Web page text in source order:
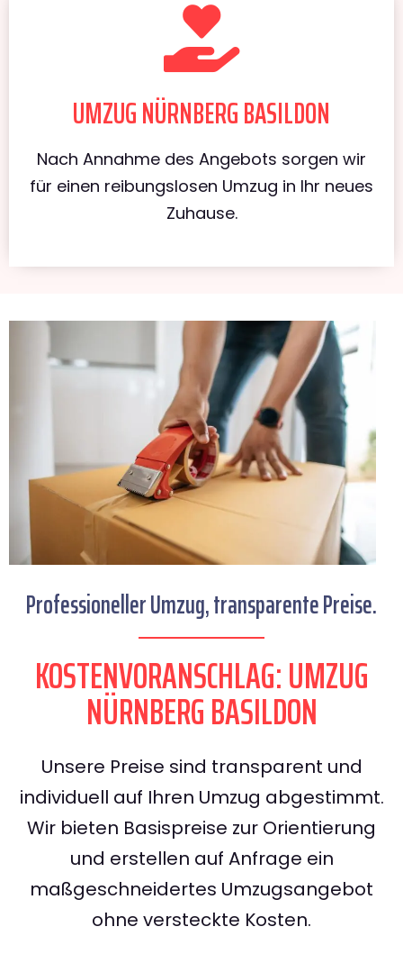
UMZUG NÜRNBERG BASILDON
Nach Annahme des Angebots sorgen wir
für einen reibungslosen Umzug in Ihr neues
Zuhause.
Professioneller Umzug, transparente Preise.
KOSTENVORANSCHLAG: UMZUG
NÜRNBERG BASILDON
Unsere Preise sind transparent und
individuell auf Ihren Umzug abgestimmt.
Wir bieten Basispreise zur Orientierung
und erstellen auf Anfrage ein
maßgeschneidertes Umzugsangebot
ohne versteckte Kosten.